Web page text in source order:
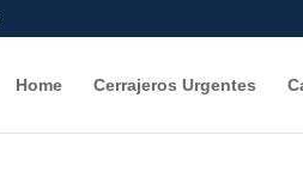
Home Cerrajeros Urgentes